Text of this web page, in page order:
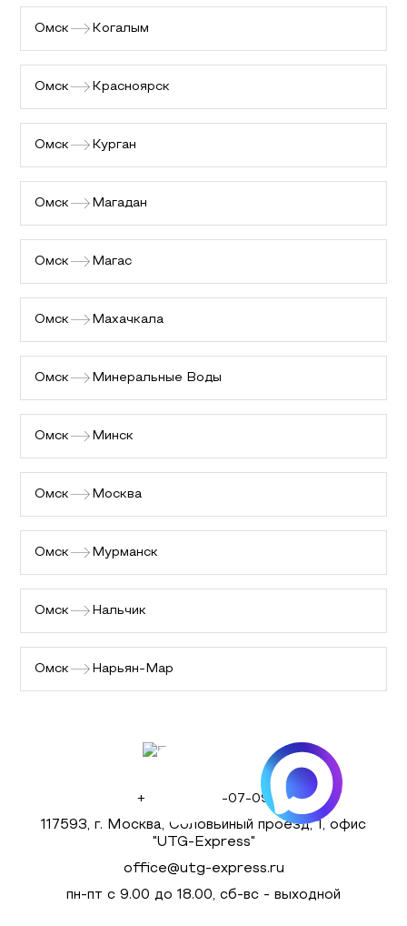
Омск Когалым
Омск Красноярск
Омск Курган
Омск Магадан
Омск Магас
Омск Махачкала
Омск Минеральные Воды
Омск Минск
Омск Москва
Омск Мурманск
Омск Нальчик
Омск Нарьян-Мар
+7 (495) 980-07-09
117593, г. Москва, Соловьиный проезд, 1, офис
"UTG-Express"
office@utg-express.ru
пн-пт с 9.00 до 18.00, сб-вс - выходной